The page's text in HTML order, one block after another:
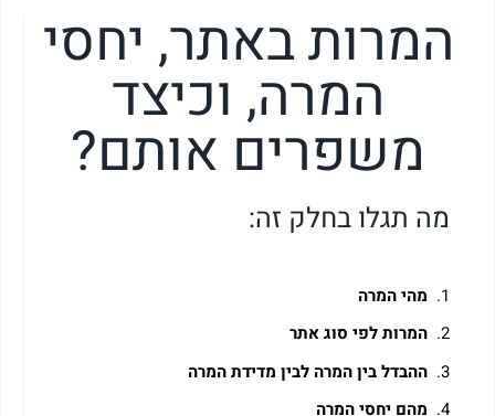
המרות באתר, יחסי
המרה, וכיצד
משפרים אותם?
מה תגלו בחלק זה:
מהי המרה
המרות לפי סוג אתר
ההבדל בין המרה לבין מדידת המרה
מהם יחסי המרה